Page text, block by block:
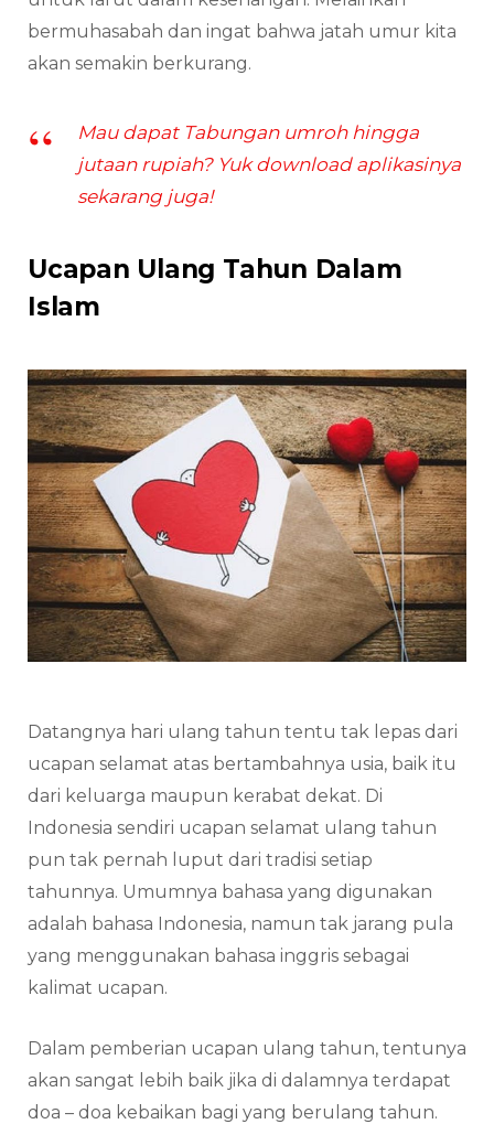
bermuhasabah dan ingat bahwa jatah umur kita
akan semakin berkurang.
Mau dapat Tabungan umroh hingga
jutaan rupiah? Yuk download aplikasinya
sekarang juga!
Ucapan Ulang Tahun Dalam
Islam
Datangnya hari ulang tahun tentu tak lepas dari
ucapan selamat atas bertambahnya usia, baik itu
dari keluarga maupun kerabat dekat. Di
Indonesia sendiri ucapan selamat ulang tahun
pun tak pernah luput dari tradisi setiap
tahunnya. Umumnya bahasa yang digunakan
adalah bahasa Indonesia, namun tak jarang pula
yang menggunakan bahasa inggris sebagai
kalimat ucapan.
Dalam pemberian ucapan ulang tahun, tentunya
akan sangat lebih baik jika di dalamnya terdapat
doa – doa kebaikan bagi yang berulang tahun.